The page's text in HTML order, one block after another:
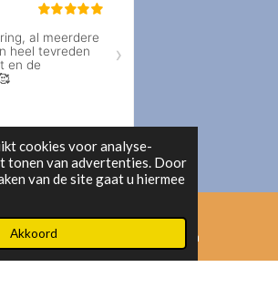
cookies voor analyse-
tonen van advertenties. Door
van de site gaat u hiermee
Akkoord
t
a
g
Instagram